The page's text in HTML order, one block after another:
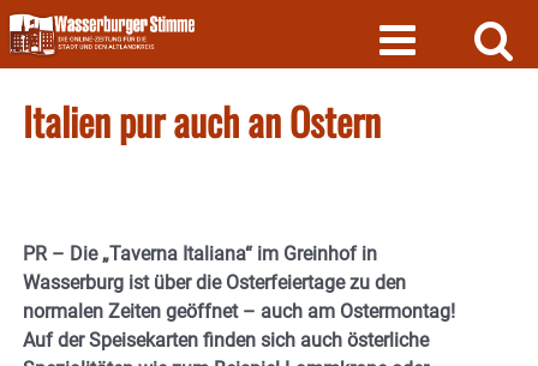
Skip
to
content
Italien pur auch an Ostern
PR – Die „Taverna Italiana“ im Greinhof in
Wasserburg ist über die Osterfeiertage zu den
normalen Zeiten geöffnet – auch am Ostermontag!
Auf der Speisekarten finden sich auch österliche